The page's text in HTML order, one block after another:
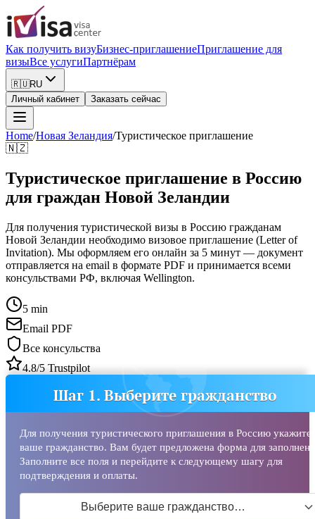
Как получить визуБизнес-приглашениеПриглашение для
визыВсе услугиПартнёрам
🇷🇺RU
Личный кабинет
Заказать сейчас
Home/Новая Зеландия/Туристическое приглашение
🇳🇿
Туристическое приглашение в Россию
для граждан Новой Зеландии
Для получения туристической визы в Россию гражданам
Новой Зеландии необходимо визовое приглашение (Letter of
Invitation). Мы оформляем его онлайн за 5 минут — документ
отправляется на email в формате PDF и принимается всеми
консульствами РФ, включая Wellington.
5 min
Email PDF
Все консульства
4.8/5 Trustpilot
Шаг 1. Выберите гражданство
Для получения туристического приглашения в Россию укажите
ваше гражданство. Вам будет предложена форма для
Заполните все поля и перейдите к следующему шагу для
подтверждения и оплаты.
Выберите ваше гражданство…